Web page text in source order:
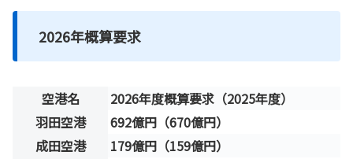
2026年概算要求
空港名
2026年度概算要求（2025年度）
羽田空港
692億円（670億円）
成田空港
179億円（159億円）